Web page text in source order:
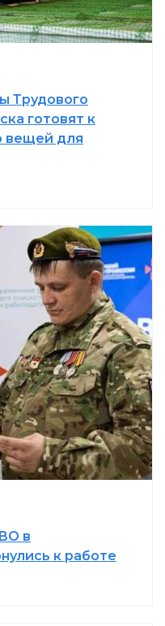
Трудового
готовят к
вещей для
в
к работе